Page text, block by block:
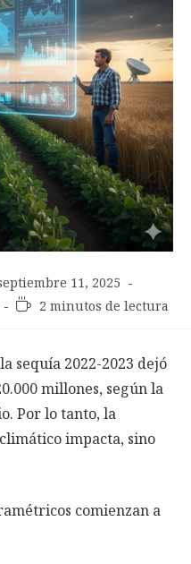
11, 2025
Tiempo2 minutos de lectura
sequía 2022-2023 dejó
millones, según la
Por lo tanto, la
impacta, sino
comienzan a